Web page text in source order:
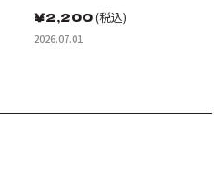
￥2,200(税込)
2026.07.01